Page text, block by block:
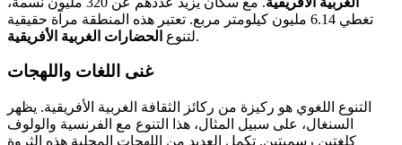
تغطي 6.14 مليون كيلومتر مربع. تعتبر هذه المنطقة مرآة حقيقية
لتنوع الحضارات الغربية الأفريقية .
غنى اللغات واللهجات
التنوع اللغوي هو ركيزة من ركائز الثقافة الغربية الأفريقية. يظهر
السنغال، على سبيل المثال، هذا التنوع مع الفرنسية والولوف
كلغتين رسميتين. تكمل العديد من اللهجات المحلية هذه الثروة